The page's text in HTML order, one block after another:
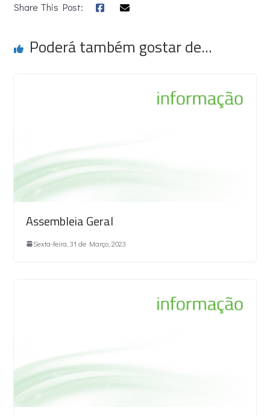
Share This Post:
Poderá também gostar de...
Assembleia Geral
Sexta-feira, 31 de Março, 2023